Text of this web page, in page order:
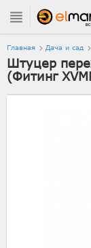
Главная Дача и сад
Штуцер
(Фитинг